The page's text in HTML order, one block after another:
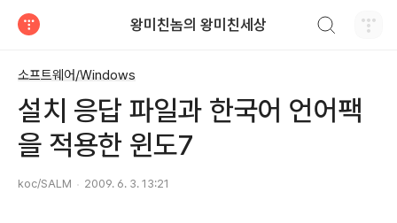
왕미친놈의 왕미친세상
소프트웨어/Windows
설치 응답 파일과 한국어 언어팩
을 적용한 윈도7
koc/SALM 2009. 6. 3. 13:21